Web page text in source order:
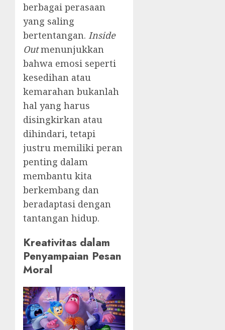
berbagai perasaan
yang saling
bertentangan. Inside
Outmenunjukkan
bahwa emosi seperti
kesedihan atau
kemarahan bukanlah
hal yang harus
disingkirkan atau
dihindari, tetapi
justru memiliki peran
penting dalam
membantu kita
berkembang dan
beradaptasi dengan
tantangan hidup.
Kreativitas dalam
Penyampaian Pesan
Moral